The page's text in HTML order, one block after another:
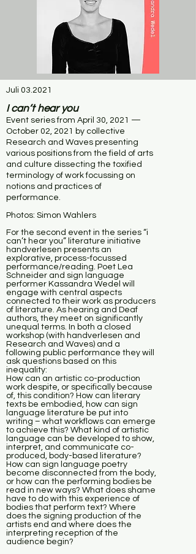
Juli 03.2021
I can’t hear you
Event series from April 30, 2021 —
October 02, 2021 by collective
Research and Waves presenting
various positions from the field of arts
and culture dissecting the toxified
terminology of work focussing on
notions and practices of
performance.
Photos: Simon Wahlers
For the second event in the series “i
can’t hear you” literature initiative
handverlesen presents an
explorative, process-focussed
performance/reading. Poet Lea
Schneider and sign language
performer Kassandra Wedel will
engage with central aspects
connected to their work as producers
of literature. As hearing and Deaf
authors, they meet on significantly
unequal terms. In both a closed
workshop (with handverlesen and
Research and Waves) and a
following public performance they will
ask questions based on this
inequality:
How can an artistic co-production
work despite, or specifically because
of, this condition? How can literary
texts be embodied, how can sign
language literature be put into
writing – what workflows can emerge
to achieve this? What kind of artistic
language can be developed to show,
interpret, and communicate co-
produced, body-based literature?
How can sign language poetry
become disconnected from the body,
or how can the performing bodies be
read in new ways? What does shame
have to do with this experience of
bodies that perform text? Where
does the signing production of the
artists end and where does the
interpreting reception of the
audience begin?